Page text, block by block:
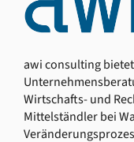
awi consulting
Wirtschafts- und
Mittelständler bei